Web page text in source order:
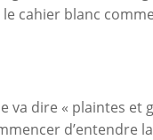
le cahier blanc
va dire « plaintes et
d’entendre